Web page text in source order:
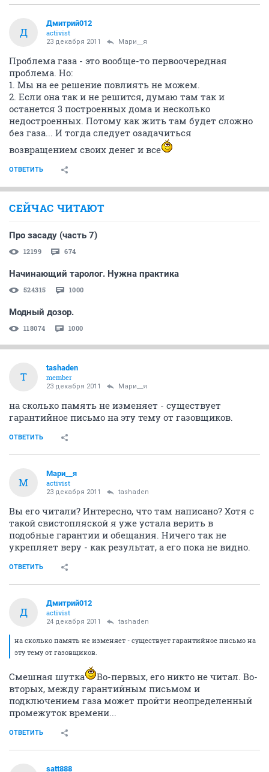
Д
Дмитрий012
activist
23 декабря 2011 Мари__я
Проблема газа - это вообще-то первоочередная
проблема. Но:
1. Мы на ее решение повлиять не можем.
2. Если она так и не решится, думаю там так и
останется 3 построенных дома и несколько
недостроенных. Потому как жить там будет сложно
без газа... И тогда следует озадачиться
возвращением своих денег и все
ОТВЕТИТЬ
СЕЙЧАС ЧИТАЮТ
Про засаду (часть 7)
12199 674
Начинающий таролог. Нужна практика
524315 1000
Модный дозор.
118074 1000
T
tashaden
member
23 декабря 2011 Мари__я
на сколько память не изменяет - существует
гарантийное письмо на эту тему от газовщиков.
ОТВЕТИТЬ
М
Мари__я
activist
23 декабря 2011 tashaden
Вы его читали? Интересно, что там написано? Хотя с
такой свистопляской я уже устала верить в
подобные гарантии и обещания. Ничего так не
укрепляет веру - как результат, а его пока не видно.
ОТВЕТИТЬ
Д
Дмитрий012
activist
24 декабря 2011 tashaden
на сколько память не изменяет - существует гарантийное письмо на
эту тему от газовщиков.
Смешная шутка
Во-первых, его никто не читал. Во-
вторых, между гарантийным письмом и
подключением газа может пройти неопределенный
промежуток времени...
ОТВЕТИТЬ
satt888